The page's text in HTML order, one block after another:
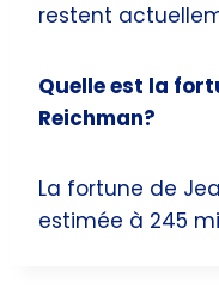
restent
Quelle est la
Reichman?
La fortune de
estimée à 245